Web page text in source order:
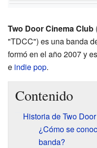
Two Door Cinema Club
"TDCC") es una banda
formó en el año 2007 y
e indie pop.
Contenido
Historia de Two
¿Cómo se
banda?